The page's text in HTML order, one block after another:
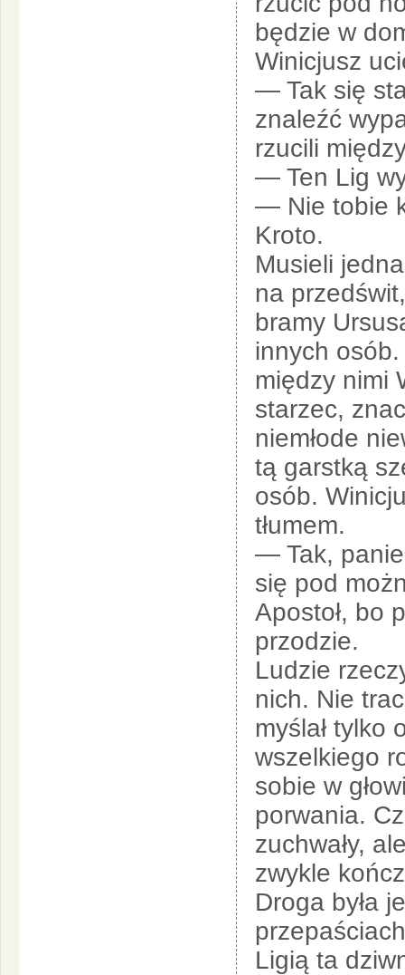
będzie w
Winicjusz
— Tak się
znaleźć
rzucili
— Ten Lig
— Nie tobie
Kroto.
Musieli
na
bramy
innych
między nimi
starzec,
niemłode
tą garstką
osób.
tłumem.
— Tak,
się pod
Apostoł, bo
przodzie.
Ludzie
nich. Nie
myślał tylko
wszelkiego
sobie w
porwania.
zuchwały,
zwykle
Droga była
Ligią ta